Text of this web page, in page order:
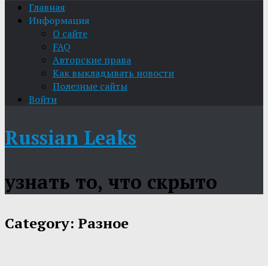
Главная
Информация
О сайте
FAQ
Авторские права
Как выкладывать новости
Полезные сайты
Войти
Russian Leaks
узнать то, что скрыто
Category: Разное